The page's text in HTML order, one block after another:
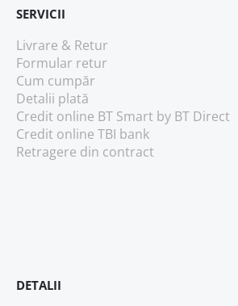
SERVICII
Livrare & Retur
Formular retur
Cum cumpăr
Detalii plată
Credit online BT Smart by BT Direct
Credit online TBI bank
Retragere din contract
DETALII